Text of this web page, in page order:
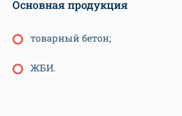
Основная продукция
товарный бетон;
ЖБИ.